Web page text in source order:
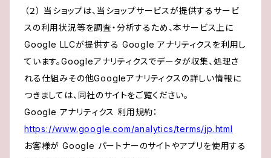
（２） 当ショップは、当ショップサービスが提供するサービ
スの利用状況等を調査・分析するため、本サービス上に
Google LLCが提供する Google アナリティクスを利用し
ています。Googleアナリティクスでデータが収集、処理さ
れる仕組みその他Googleアナリティクスの詳しい情報に
つきましては、同社のサイトをご覧ください。
Google アナリティクス 利用規約：
https://www.google.com/analytics/terms/jp.html
お客様が Google パートナーのサイトやアプリを使用する